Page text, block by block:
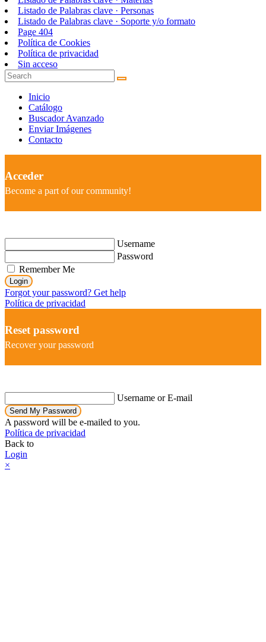
Listado de Palabras clave · Personas
Listado de Palabras clave · Soporte y/o formato
Page 404
Política de Cookies
Política de privacidad
Sin acceso
Inicio
Catálogo
Buscador Avanzado
Enviar Imágenes
Contacto
Acceder
Become a part of our community!
Username
Password
Remember Me
Login
Forgot your password? Get help
Política de privacidad
Reset password
Recover your password
Username or E-mail
Send My Password
A password will be e-mailed to you.
Política de privacidad
Back to
Login
×